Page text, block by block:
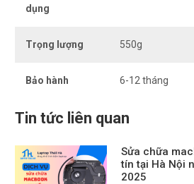
dụng
Trọng lượng 550g
Bảo hành 6-12 tháng
Tin tức liên quan
Sửa chữa
tín tại Hà Nội
2025